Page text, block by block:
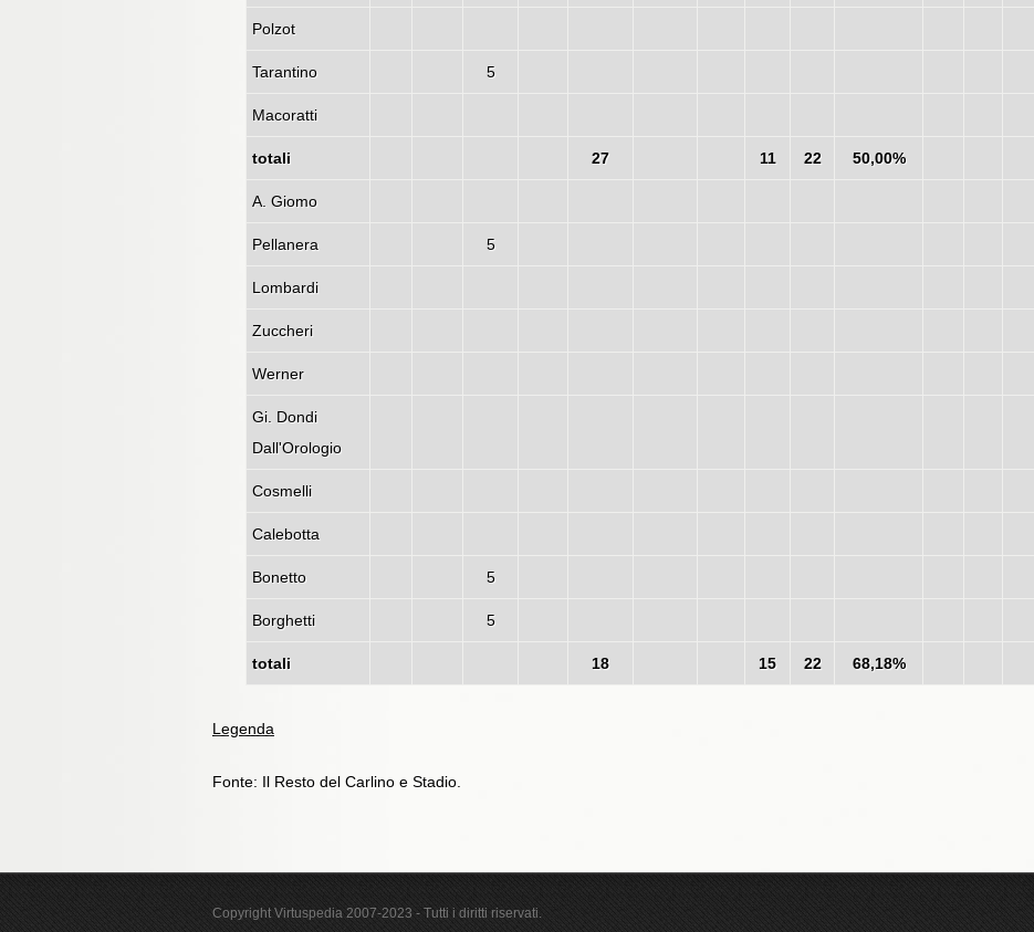
Polzot
Tarantino 5
Macoratti
totali 27 11 22 50,00%
A. Giomo
Pellanera 5
Lombardi
Zuccheri
Werner
Gi. Dondi
Dall'Orologio
Cosmelli
Calebotta
Bonetto 5
Borghetti 5
totali 18 15 22 68,18%
Legenda
Fonte: Il Resto del Carlino e Stadio.
Copyright Virtuspedia 2007-2023 - Tutti i diritti riservati.